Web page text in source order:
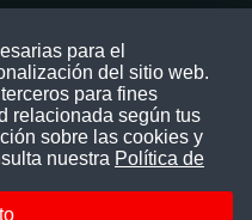
a través
para el
del sitio web.
para fines
relacionada según tus
sobre las cookies y
nuestra Política de